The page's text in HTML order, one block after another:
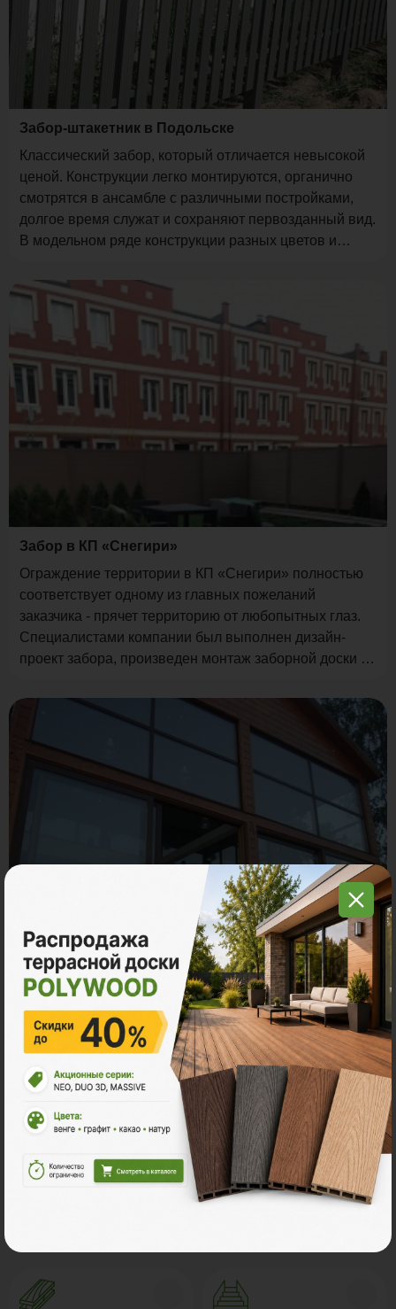
Забор-штакетник в Подольске
Классический забор, который отличается невысокой
ценой. Конструкции легко монтируются, органично
смотрятся в ансамбле с различными постройками,
долгое время служат и сохраняют первозданный вид.
В модельном ряде конструкции разных цветов и
Забор в КП «Снегири»
Ограждение территории в КП «Снегири» полностью
соответствует одному из главных пожеланий
заказчика - прячет территорию от любопытных глаз.
Специалистами компании был выполнен дизайн-
проект забора, произведен монтаж заборной доски и
Балкон с ограждением в Можайске
Стильные оригинальные конструкции
изготавливаются из террасной доски, которая по
своей фактуре напоминает ценные древесные
породы. Натуральные оттенки, легкий древесный
аромат и приятная на ощупь фактура создадут
неповторимое настроение владельцам дома.
Ознакомьтесь с нашей